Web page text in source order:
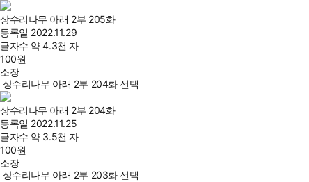
상수리나무 아래 2부 205화
등록일 2022.11.29
글자수 약 4.3천 자
100원
소장
상수리나무 아래 2부 204화 선택
상수리나무 아래 2부 204화
등록일 2022.11.25
글자수 약 3.5천 자
100원
소장
상수리나무 아래 2부 203화 선택